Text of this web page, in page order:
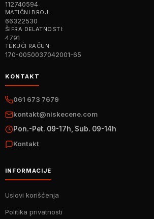
112740594
MATIČNI BROJ:
66322530
ŠIFRA DELATNOSTI:
4791
TEKUĆI RAČUN:
170-0050037042001-65
KONTAKT
061 673 7679
kontakt@niskecene.com
Pon.-Pet. 09-17h, Sub. 09-14h
Kontakt
INFORMACIJE
Uslovi korišćenja
Politika privatnosti